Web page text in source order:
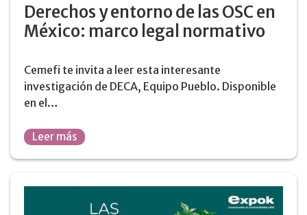
Derechos y entorno de las OSC en
México: marco legal normativo
Cemefi te invita a leer esta interesante
investigación de DECA, Equipo Pueblo. Disponible
en el…
Leer más